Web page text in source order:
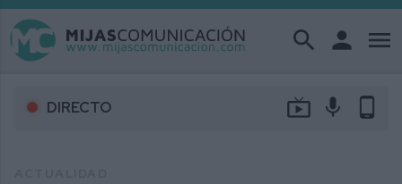
search person menu
DIRECTO live_tv mic phone_android